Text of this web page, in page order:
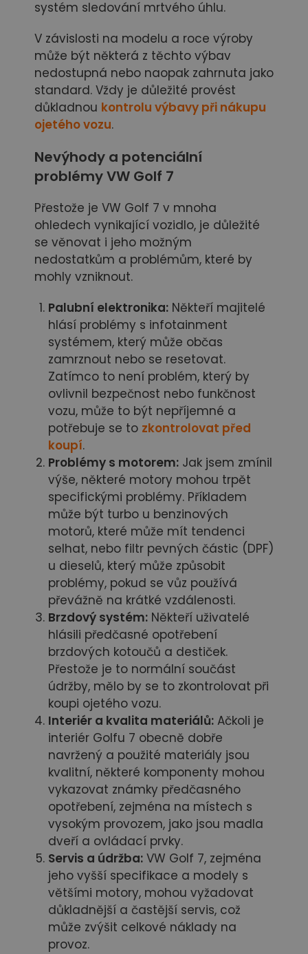
systém sledování mrtvého úhlu.
V závislosti na modelu a roce výroby
může být některá z těchto výbav
nedostupná nebo naopak zahrnuta jako
standard. Vždy je důležité provést
důkladnou kontrolu výbavy při nákupu
ojetého vozu.
Nevýhody a potenciální
problémy VW Golf 7
Přestože je VW Golf 7 v mnoha
ohledech vynikající vozidlo, je důležité
se věnovat i jeho možným
nedostatkům a problémům, které by
mohly vzniknout.
Palubní elektronika: Někteří majitelé
hlásí problémy s infotainment
systémem, který může občas
zamrznout nebo se resetovat.
Zatímco to není problém, který by
ovlivnil bezpečnost nebo funkčnost
vozu, může to být nepříjemné a
potřebuje se to zkontrolovat před
koupí.
Problémy s motorem: Jak jsem zmínil
výše, některé motory mohou trpět
specifickými problémy. Příkladem
může být turbo u benzinových
motorů, které může mít tendenci
selhat, nebo filtr pevných částic (DPF)
u dieselů, který může způsobit
problémy, pokud se vůz používá
převážně na krátké vzdálenosti.
Brzdový systém: Někteří uživatelé
hlásili předčasné opotřebení
brzdových kotoučů a destiček.
Přestože je to normální součást
údržby, mělo by se to zkontrolovat při
koupi ojetého vozu.
Interiér a kvalita materiálů: Ačkoli je
interiér Golfu 7 obecně dobře
navržený a použité materiály jsou
kvalitní, některé komponenty mohou
vykazovat známky předčasného
opotřebení, zejména na místech s
vysokým provozem, jako jsou madla
dveří a ovládací prvky.
Servis a údržba: VW Golf 7, zejména
jeho vyšší specifikace a modely s
většími motory, mohou vyžadovat
důkladnější a častější servis, což
může zvýšit celkové náklady na
provoz.